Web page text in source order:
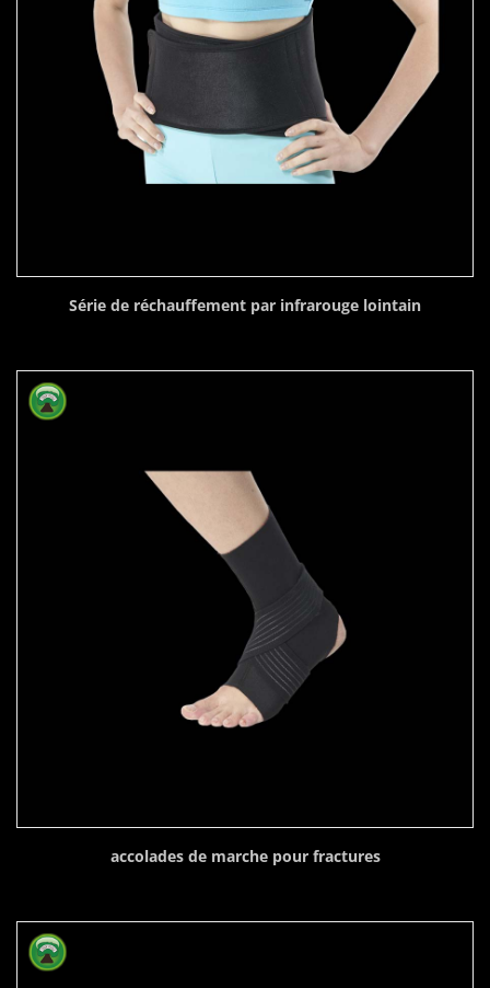
Série de réchauffement par infrarouge lointain
accolades de marche pour fractures